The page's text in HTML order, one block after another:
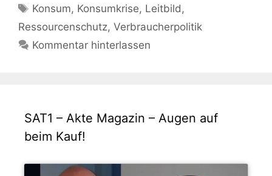
Schlagwörter
Konsum, Konsumkrise, Leitbild ,
Ressourcenschutz, Verbraucherpolitik
Kommentar hinterlassen
SAT1 – Akte Magazin – Augen auf
beim Kauf!